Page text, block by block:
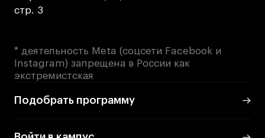
стр. 3
* деятельность Meta (соцсети Facebook и
Instagram) запрещена в России как
экстремистская
Подобрать программу